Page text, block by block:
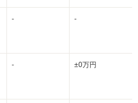
- -
- ±0万円